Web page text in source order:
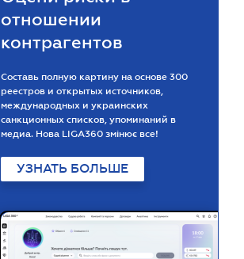
отношении
контрагентов
Составь полную картину на основе 300
реестров и открытых источников,
международных и украинских
санкционных списков, упоминаний в
медиа. Нова LIGA360 змінює все!
УЗНАТЬ БОЛЬШЕ